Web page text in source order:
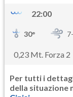
22:00
30° 7-
0,23 Mt. Forza 2
Per tutti i
della situazione